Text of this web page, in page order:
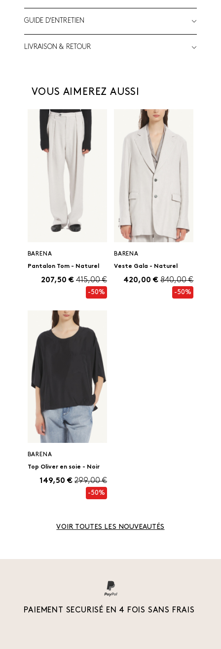
GUIDE D'ENTRETIEN
LIVRAISON & RETOUR
VOUS AIMEREZ AUSSI
BARENA
Pantalon Tom - Naturel
207,50 € 415,00 €
-50%
BARENA
Veste Gala - Naturel
420,00 € 840,00 €
-50%
BARENA
Top Oliver en soie - Noir
149,50 € 299,00 €
-50%
VOIR TOUTES LES NOUVEAUTÉS
PAIEMENT SECURISÉ EN 4 FOIS SANS FRAIS